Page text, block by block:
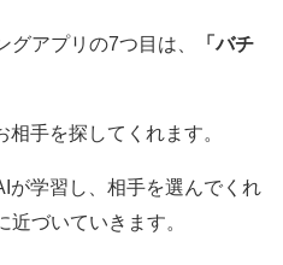
アプリの7つ目は、
「バチ
手を探してくれます。
が学習し、相手を選んでくれ
づいていきます。